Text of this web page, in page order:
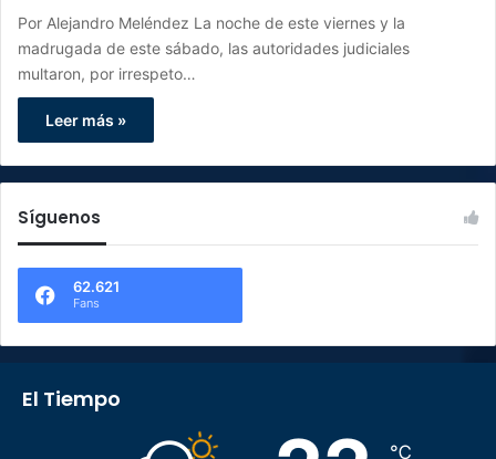
Por Alejandro Meléndez La noche de este viernes y la
madrugada de este sábado, las autoridades judiciales
multaron, por irrespeto…
Leer más »
Síguenos
62.621
Fans
El Tiempo
℃